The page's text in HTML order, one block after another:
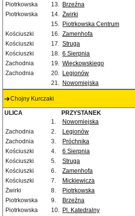
Piotrkowska
13. Brzeźna
Piotrkowska
14. Żwirki
15. Piotrkowska Centrum
Kościuszki
16. Zamenhofa
Kościuszki
17. Struga
Kościuszki
18. 6 Sierpnia
Zachodnia
19. Więckowskiego
Zachodnia
20. Legionów
21. Nowomiejska
Chojny Kurczaki
ULICA PRZYSTANEK
1.
Nowomiejska
Zachodnia
2. Legionów
Zachodnia
3. Próchnika
Kościuszki
4. 6 Sierpnia
Kościuszki
5. Struga
Kościuszki
6. Zamenhofa
Kościuszki
7. Mickiewicza
Żwirki
8. Piotrkowska
Piotrkowska
9. Brzeźna
Piotrkowska
10. Pl. Katedralny